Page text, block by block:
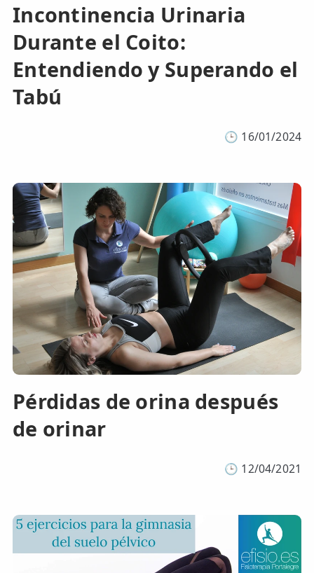
Incontinencia Urinaria
Durante el Coito:
Entendiendo y Superando el
Tabú
🕒 16/01/2024
Pérdidas de orina después
de orinar
🕒 12/04/2021